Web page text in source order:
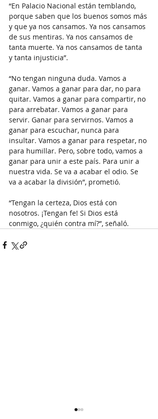
“En Palacio Nacional están temblando,
porque saben que los buenos somos más
y que ya nos cansamos. Ya nos cansamos
de sus mentiras. Ya nos cansamos de
tanta muerte. Ya nos cansamos de tanta
y tanta injusticia”.
“No tengan ninguna duda. Vamos a
ganar. Vamos a ganar para dar, no para
quitar. Vamos a ganar para compartir, no
para arrebatar. Vamos a ganar para
servir. Ganar para servirnos. Vamos a
ganar para escuchar, nunca para
insultar. Vamos a ganar para respetar, no
para humillar. Pero, sobre todo, vamos a
ganar para unir a este país. Para unir a
nuestra vida. Se va a acabar el odio. Se
va a acabar la división”, prometió.
“Tengan la certeza, Dios está con
nosotros. ¡Tengan fe! Si Dios está
conmigo, ¿quién contra mí?”, señaló.